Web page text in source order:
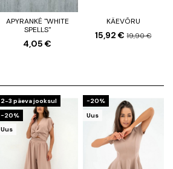
APYRANKĖ "WHITE
SPELLS"
4,05 €
KÄEVÕRU
15,92 €19,90 €
2-3 päeva jooksul
−20%
Uus
−20%
Uus